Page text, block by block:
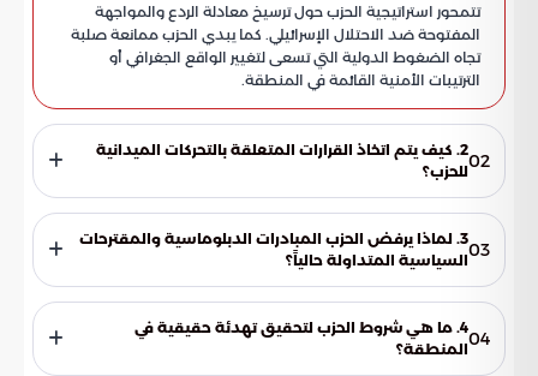
تتمحور استراتيجية الحزب حول ترسيخ معادلة الردع والمواجهة
المفتوحة ضد الاحتلال الإسرائيلي. كما يبدي الحزب ممانعة صلبة
تجاه الضغوط الدولية التي تسعى لتغيير الواقع الجغرافي أو
الترتيبات الأمنية القائمة في المنطقة.
02 2. كيف يتم اتخاذ القرارات المتعلقة بالتحركات الميدانية
للحزب؟
تؤكد دوائر صنع القرار أن التحركات الميدانية لا ترتبط بتفاهمات
مسبقة، سواء كانت معلنة أو سرية. بل إن المتطلبات القتالية
المباشرة وتطورات الأحداث على جبهات التماس هي التي تحدد
واستقلالية.
03 3. لماذا يرفض الحزب المبادرات الدبلوماسية والمقترحات
السياسية المتداولة حالياً؟
ينظر الحزب إلى هذه المقترحات بوصفها رؤى غير ناضجة لأنها لا تلبي
الحد الأدنى من تطلعات الدولة اللبنانية. ويرى أن هذه المبادرات
تتجاهل الحقوق السيادية وتتغاضى عن الأسباب الجوهرية للصراع04 4. ما هي شروط الحزب لتحقيق تهدئة حقيقية في
المنطقة؟